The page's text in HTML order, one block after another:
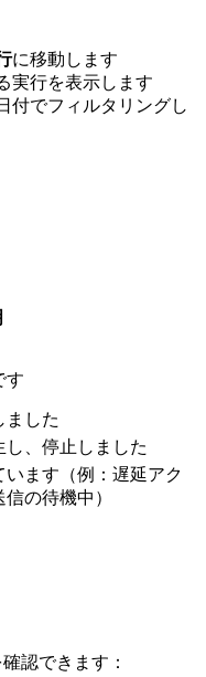
に移動します
実行を表示します
付でフィルタリングし
す
ました
、停止しました
ます（例：遅延アク
の待機中）
認できます：